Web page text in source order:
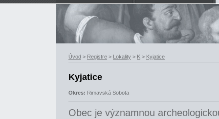
Úvod > Registre > Lokality > K > Kyjatice
Kyjatice
Okres: Rimavská Sobota
Obec je významnou